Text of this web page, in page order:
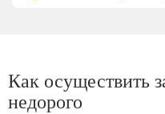
Как осуществить
недорого